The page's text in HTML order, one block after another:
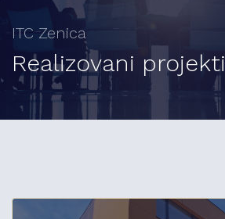
ITC Zenica
Realizovani projekti